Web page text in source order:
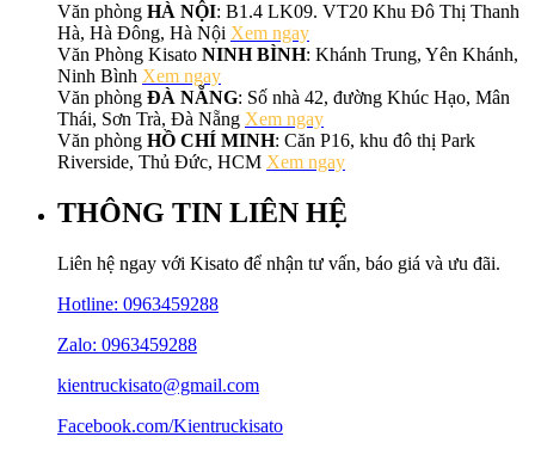
Văn phòng HÀ NỘI: B1.4 LK09. VT20 Khu Đô Thị Thanh
Hà, Hà Đông, Hà Nội Xem ngay
Văn Phòng Kisato NINH BÌNH: Khánh Trung, Yên Khánh,
Ninh Bình Xem ngay
Văn phòng ĐÀ NẴNG: Số nhà 42, đường Khúc Hạo, Mân
Thái, Sơn Trà, Đà Nẵng Xem ngay
Văn phòng HỒ CHÍ MINH: Căn P16, khu đô thị Park
Riverside, Thủ Đức, HCM Xem ngay
THÔNG TIN LIÊN HỆ
Liên hệ ngay với Kisato để nhận tư vấn, báo giá và ưu đãi.
Hotline: 0963459288
Zalo: 0963459288
kientruckisato@gmail.com
Facebook.com/Kientruckisato